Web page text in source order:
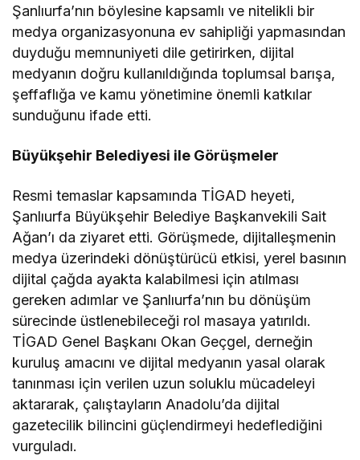
Şanlıurfa’nın böylesine kapsamlı ve nitelikli bir
medya organizasyonuna ev sahipliği yapmasından
duyduğu memnuniyeti dile getirirken, dijital
medyanın doğru kullanıldığında toplumsal barışa,
şeffaflığa ve kamu yönetimine önemli katkılar
sunduğunu ifade etti.
Büyükşehir Belediyesi ile Görüşmeler
Resmi temaslar kapsamında TİGAD heyeti,
Şanlıurfa Büyükşehir Belediye Başkanvekili Sait
Ağan’ı da ziyaret etti. Görüşmede, dijitalleşmenin
medya üzerindeki dönüştürücü etkisi, yerel basının
dijital çağda ayakta kalabilmesi için atılması
gereken adımlar ve Şanlıurfa’nın bu dönüşüm
sürecinde üstlenebileceği rol masaya yatırıldı.
TİGAD Genel Başkanı Okan Geçgel, derneğin
kuruluş amacını ve dijital medyanın yasal olarak
tanınması için verilen uzun soluklu mücadeleyi
aktararak, çalıştayların Anadolu’da dijital
gazetecilik bilincini güçlendirmeyi hedeflediğini
vurguladı.